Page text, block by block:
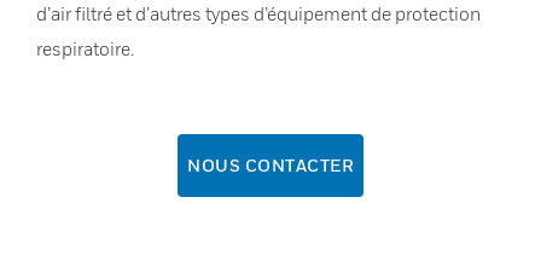
d’air filtré et d’autres types d’équipement de protection
respiratoire.
NOUS CONTACTER